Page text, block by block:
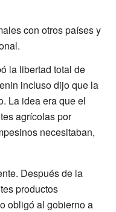
con otros países y
la libertad total de
incluso dijo que la
La idea era que el
agrícolas por
necesitaban,
Después de la
productos
obligó al gobierno a